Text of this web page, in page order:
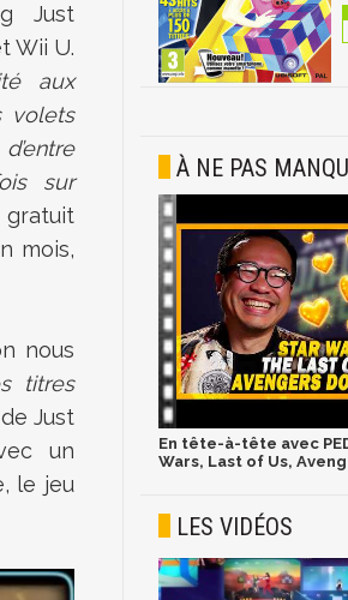
Just
Wii U.
aux
volets
sur
gratuit
mois,
nous
titres
Just
un
le jeu
À NE PAS
En tête-à-tête avec
Wars, Last of Us,
LES VIDÉOS